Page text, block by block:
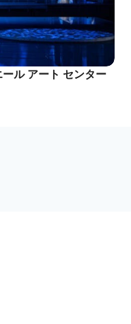
ル アート センター